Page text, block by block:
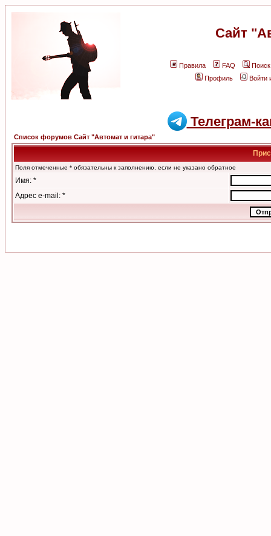
Сайт
Правила FAQ
Поиск
Профиль
Войти
Телеграм-
Список форумов Сайт "Автомат и гитара"
Поля отмеченные * обязательны к заполнению, если не указано обратное
Имя: *
Адрес e-mail: *